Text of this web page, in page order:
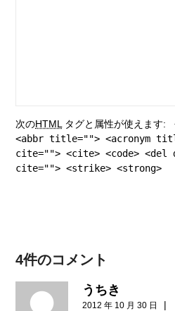
次のHTML タグと属性が使えます:
<abbr title=""> <acronym
cite=""> <cite> <code> <del
cite=""> <strike> <strong>
4件のコメント
うちき
2012 年 10 月 30 日 |